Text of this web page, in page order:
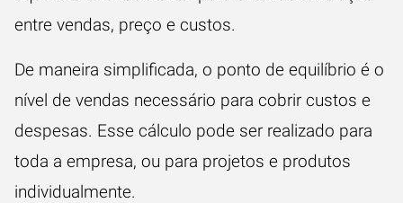
entre vendas, preço e custos.
De maneira simplificada, o ponto de equilíbrio é o
nível de vendas necessário para cobrir custos e
despesas. Esse cálculo pode ser realizado para
toda a empresa, ou para projetos e produtos
individualmente.